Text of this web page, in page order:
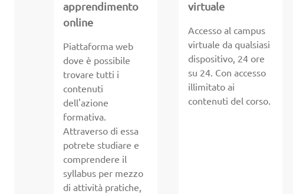
apprendimento
online
Piattaforma web
dove è possibile
trovare tutti i
contenuti
dell'azione
formativa.
Attraverso di essa
potrete studiare e
comprendere il
syllabus per mezzo
di attività pratiche,
virtuale
Accesso al campus
virtuale da qualsiasi
dispositivo, 24 ore
su 24. Con accesso
illimitato ai
contenuti del corso.